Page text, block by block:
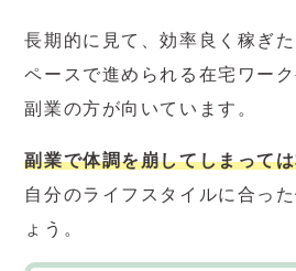
長期的に見て、効率良く稼ぎ
ペースで進められる在宅ワー
副業の方が向いています。
副業で体調を崩してしまって
自分のライフスタイルに合っ
ょう。